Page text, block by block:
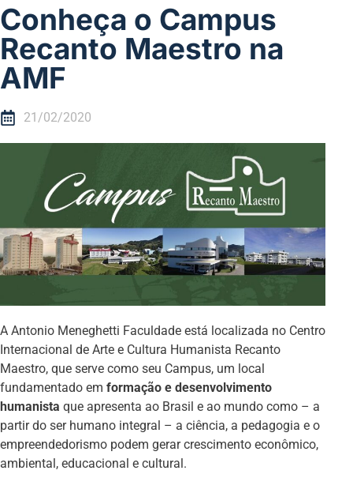
Conheça o Campus
Recanto Maestro na
AMF
21/02/2020
A Antonio Meneghetti Faculdade está localizada no Centro
Internacional de Arte e Cultura Humanista Recanto
Maestro, que serve como seu Campus, um local
fundamentado em formação e desenvolvimento
humanista que apresenta ao Brasil e ao mundo como – a
partir do ser humano integral – a ciência, a pedagogia e o
empreendedorismo podem gerar crescimento econômico,
ambiental, educacional e cultural.